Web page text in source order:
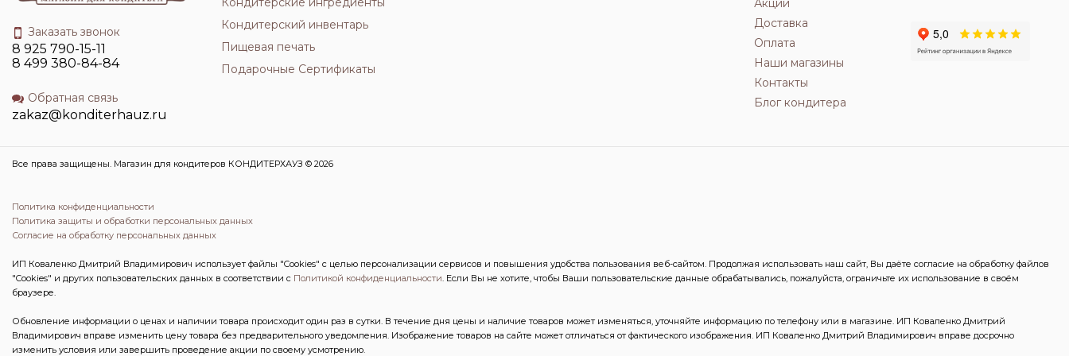
Заказать звонок
8 925 790-15-11
8 499 380-84-84
Обратная связь
zakaz@konditerhauz.ru
Кондитерский инвентарь
Пищевая печать
Подарочные Сертификаты
Акции
Доставка
Оплата
Наши магазины
Контакты
Блог кондитера
Все права защищены. Магазин для кондитеров КОНДИТЕРХАУЗ © 2026
Политика конфиденциальности
Политика защиты и обработки персональных данных
Согласие на обработку персональных данных
ИП Коваленко Дмитрий Владимирович использует файлы "Cookies" с целью персонализации сервисов и повышения удобства пользования веб-сайтом. Продолжая использовать наш сайт, Вы даёте согласие на обработку файлов
"Cookies" и других пользовательских данных в соответствии с Политикой конфиденциальности. Если Вы не хотите, чтобы Ваши пользовательские данные обрабатывались, пожалуйста, ограничьте их использование в своём
браузере.
Обновление информации о ценах и наличии товара происходит один раз в сутки. В течение дня цены и наличие товаров может изменяться, уточняйте информацию по телефону или в магазине. ИП Коваленко Дмитрий
Владимирович вправе изменить цену товара без предварительного уведомления. Изображение товаров на сайте может отличаться от фактического изображения. ИП Коваленко Дмитрий Владимирович вправе досрочно
изменить условия или завершить проведение акции по своему усмотрению.